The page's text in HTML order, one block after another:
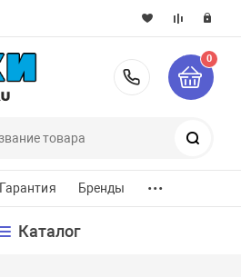
8-800-
0
Гарантия Бренды ...
Каталог